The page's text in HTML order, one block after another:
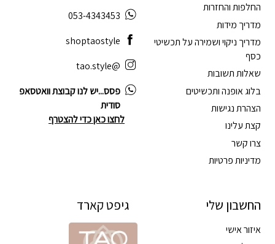
החלפות והחזרות
מדריך מידות
מדריך ניקוי ושמירה על תכשיטי
כסף
שאלות תשובות
בלוג אופנה ותכשיטים
הצהרת נגישות
קצת עלינו
צרו קשר
מדיניות פרטיות
החשבון שלי
איזור אישי
053-4343453
shoptaostyle
@tao.style
פסס...יש לנו קבוצת וואטסאפ
סודית
לחצו כאן כדי להצטרף
גיפט קארד